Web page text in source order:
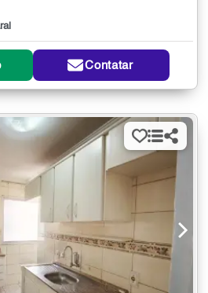
Contatar